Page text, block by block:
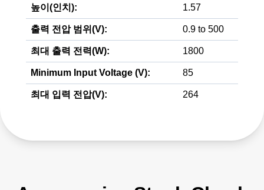
높이(인치): 1.57
출력 전압 범위(V): 0.9 to 500
최대 출력 전력(W): 1800
Minimum Input Voltage (V): 85
최대 입력 전압(V): 264